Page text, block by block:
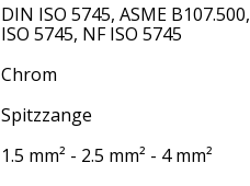
DIN ISO 5745, ASME B107.500,
ISO 5745, NF ISO 5745
Chrom
Spitzzange
1.5 mm² - 2.5 mm² - 4 mm²